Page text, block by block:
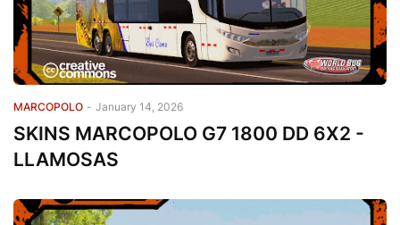
MARCOPOLO - January 14, 2026
SKINS MARCOPOLO G7 1800 DD 6X2 -
LLAMOSAS